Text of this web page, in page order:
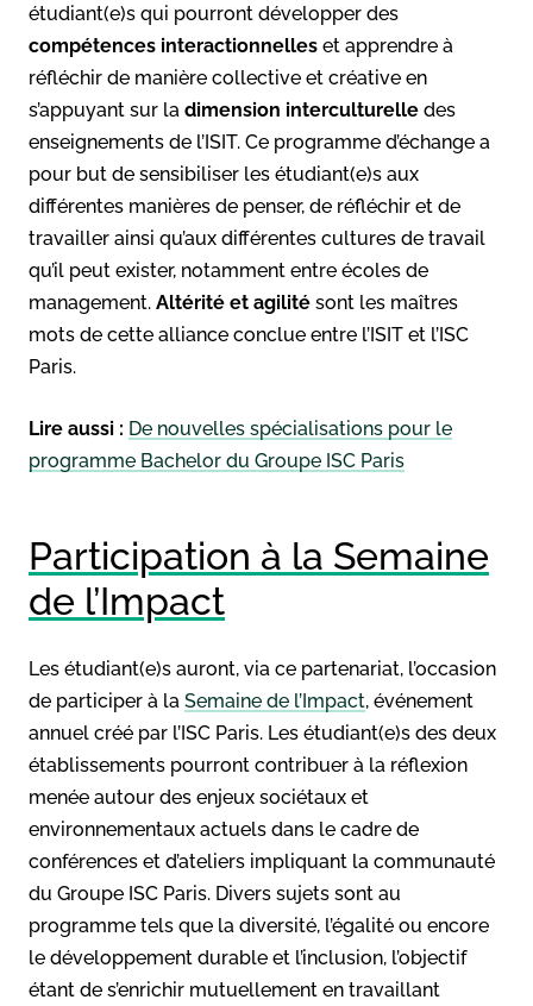
étudiant(e)s qui pourront développer des
compétences interactionnelles et apprendre à
réfléchir de manière collective et créative en
s’appuyant sur la dimension interculturelle des
enseignements de l’ISIT. Ce programme d’échange a
pour but de sensibiliser les étudiant(e)s aux
différentes manières de penser, de réfléchir et de
travailler ainsi qu’aux différentes cultures de travail
qu’il peut exister, notamment entre écoles de
management. Altérité et agilité sont les maîtres
mots de cette alliance conclue entre l’ISIT et l’ISC
Paris.
Lire aussi : De nouvelles spécialisations pour le
programme Bachelor du Groupe ISC Paris
Participation à la Semaine
de l’Impact
Les étudiant(e)s auront, via ce partenariat, l’occasion
de participer à la Semaine de l’Impact, événement
annuel créé par l’ISC Paris. Les étudiant(e)s des deux
établissements pourront contribuer à la réflexion
menée autour des enjeux sociétaux et
environnementaux actuels dans le cadre de
conférences et d’ateliers impliquant la communauté
du Groupe ISC Paris. Divers sujets sont au
programme tels que la diversité, l’égalité ou encore
le développement durable et l’inclusion, l’objectif
étant de s’enrichir mutuellement en travaillant